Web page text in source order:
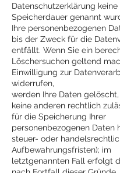
Datenschutzerklärung
Speicherdauer genannt
Ihre personenbezogenen
bis der Zweck für die
entfällt. Wenn Sie ein
Löschersuchen geltend
Einwilligung zur
widerrufen,
werden Ihre Daten
keine anderen rechtlich
für die Speicherung Ihrer
personenbezogenen Daten
steuer- oder
Aufbewahrungsfristen); im
letztgenannten Fall erfolgt